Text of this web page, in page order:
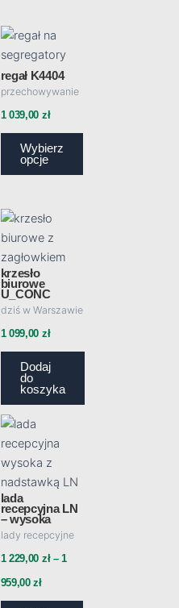
regał K4404
przechowywanie
1 039,00 zł
Wybierz
opcje
Opcje
krzesło
biurowe
U_CONC
dziś w Warszawie
1 099,00 zł
Dodaj
do
koszyka
lada
recepcyjna LN
– wysoka
lady recepcyjne
1 229,00 zł – 1
959,00zł
cen:
229,00 zł
stronie